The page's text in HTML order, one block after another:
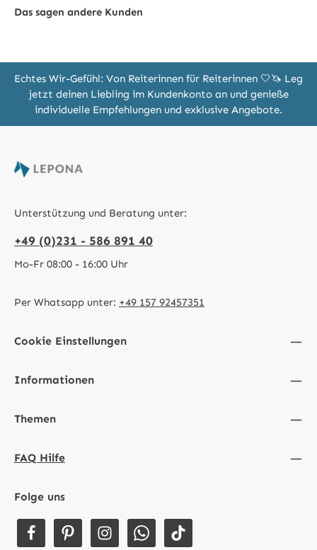
Das sagen andere Kunden
Echtes Wir-Gefühl: Von Reiterinnen für Reiterinnen 🤍🦄 Leg
jetzt deinen Liebling im Kundenkonto an und genieße
individuelle Empfehlungen und exklusive Angebote.
Unterstützung und Beratung unter:
+49 (0)231 - 586 891 40
Mo-Fr 08:00 - 16:00 Uhr
Per Whatsapp unter: +49 157 92457351
Cookie Einstellungen
Informationen
Themen
FAQ Hilfe
Folge uns